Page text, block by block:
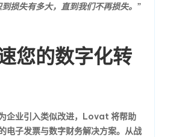
损失有多大，直到我们不再损失。”
您的数字化转
企业引入类似改进，Lovat 将帮助
电子发票与数字财务解决方案。从战